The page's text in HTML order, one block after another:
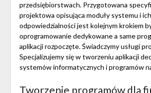
przedsiębiorstwach. Przygotowana
projektowa opisująca moduły systemu i ich
odpowiedzialności jest kolejnym krokiem
oprogramowanie dedykowane a same
aplikacji rozpoczęte. Świadczymy usługi
Specjalizujemy się w tworzeniu aplikacji
systemów informatycznych i programów
Tworzenie programów dla